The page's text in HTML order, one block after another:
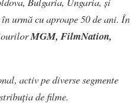
urmă cu aproape 50 de ani. În
MGM, FilmNation,
activ pe diverse segmente
de filme.